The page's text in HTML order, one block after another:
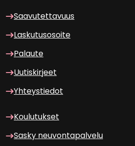
Saa­vu­tet­ta­vuus
Las­ku­tuso­soi­te
Pa­lau­te
Uu­tis­kir­jeet
Yh­teys­tie­dot
Kou­lu­tuk­set
Sasky neu­von­ta­pal­ve­lu